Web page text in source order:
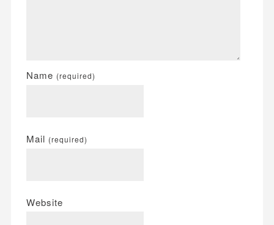
Name (required)
Mail (required)
Website